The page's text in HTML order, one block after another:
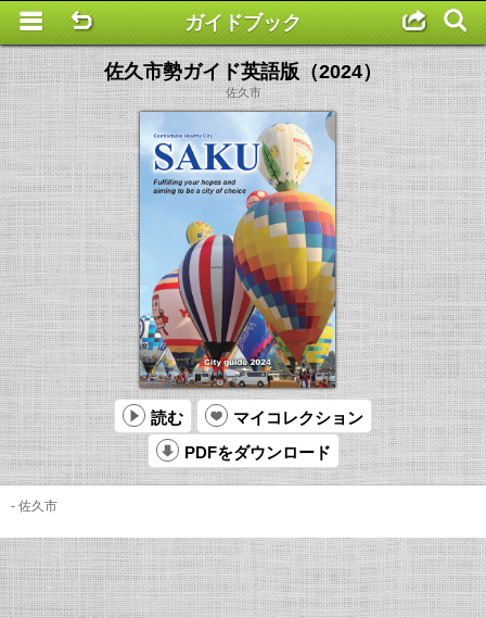
This is a completely basic popup, no options set.
ガイドブック
佐久市勢ガイド英語版（2024）
佐久市
読む
マイコレクション
PDFをダウンロード
- 佐久市